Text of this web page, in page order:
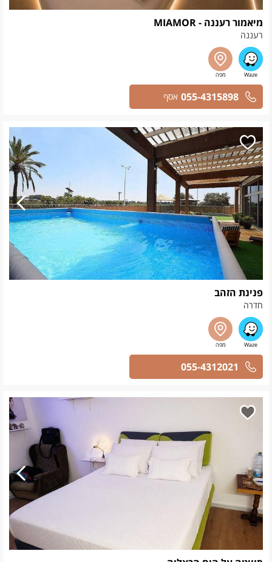
מיאמור רעננה - MIAMOR
רעננה
055-4315898 אסף
פנינת הזהב
חדרה
055-4312021